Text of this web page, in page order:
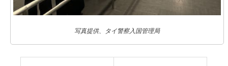
写真提供、タイ警察入国管理局